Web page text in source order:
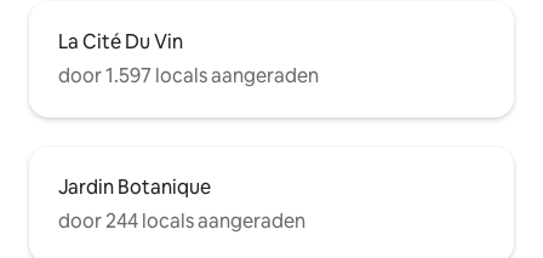
La Cité Du Vin
door 1.597 locals aangeraden
Jardin Botanique
door 244 locals aangeraden